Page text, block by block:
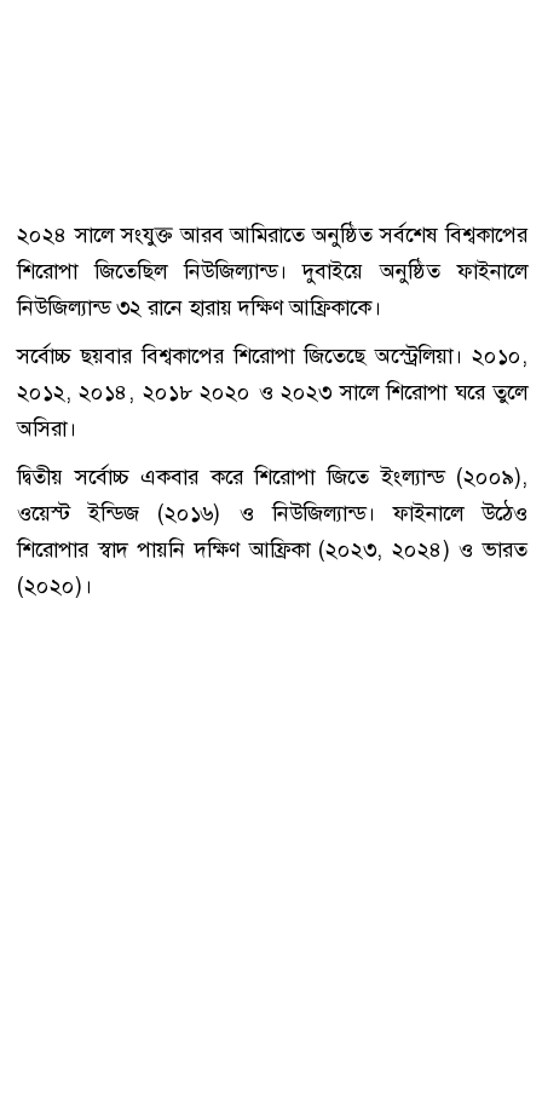
২০২৪ সালে সংযুক্ত আরব আমিরাতে অনুষ্ঠিত সর্বশেষ বিশ্বকাপের
শিরোপা জিতেছিল নিউজিল্যান্ড। দুবাইয়ে অনুষ্ঠিত ফাইনালে
নিউজিল্যান্ড ৩২ রানে হারায় দক্ষিণ আফ্রিকাকে।
সর্বোচ্চ ছয়বার বিশ্বকাপের শিরোপা জিতেছে অস্ট্রেলিয়া। ২০১০,
২০১২, ২০১৪, ২০১৮ ২০২০ ও ২০২৩ সালে শিরোপা ঘরে তুলে
অসিরা।
দ্বিতীয় সর্বোচ্চ একবার করে শিরোপা জিতে ইংল্যান্ড (২০০৯),
ওয়েস্ট ইন্ডিজ (২০১৬) ও নিউজিল্যান্ড। ফাইনালে উঠেও
শিরোপার স্বাদ পায়নি দক্ষিণ আফ্রিকা (২০২৩, ২০২৪) ও ভারত
(২০২০)।